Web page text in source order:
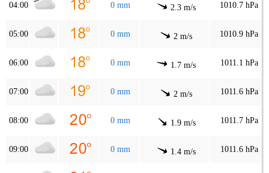
04:00 0 mm 2.3 m/s 1010.7 hPa
05:00 0 mm 2 m/s 1010.9 hPa
06:00 0 mm 1.7 m/s 1011.1 hPa
07:00 0 mm 2 m/s 1011.6 hPa
08:00 0 mm 1.9 m/s 1011.7 hPa
09:00 0 mm 1.4 m/s 1011.6 hPa